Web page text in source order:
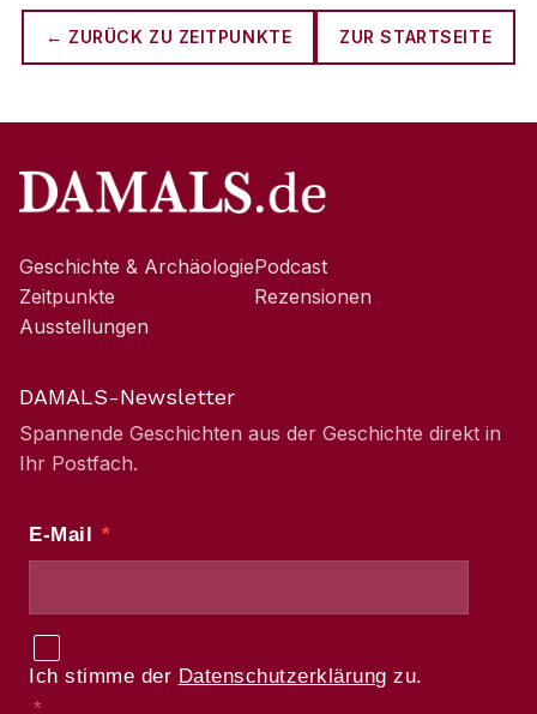
← ZURÜCK ZU ZEITPUNKTE ZUR STARTSEITE
Geschichte & Archäologie
Zeitpunkte
Ausstellungen
Podcast
Rezensionen
DAMALS-Newsletter
Spannende Geschichten aus der Geschichte direkt in
Ihr Postfach.